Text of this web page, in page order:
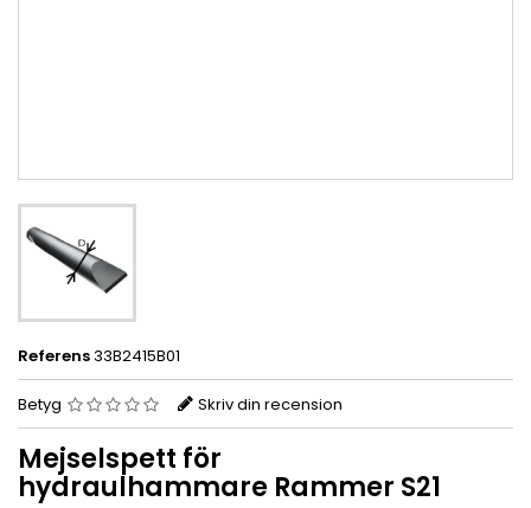
Referens33B2415B01
Betyg Skriv din recension
Mejselspett för
hydraulhammare Rammer S21